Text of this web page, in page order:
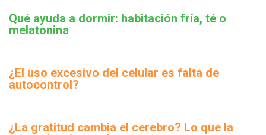
Qué ayuda a dormir: habitación fría, té o
melatonina
¿El uso excesivo del celular es falta de
autocontrol?
¿La gratitud cambia el cerebro? Lo que la